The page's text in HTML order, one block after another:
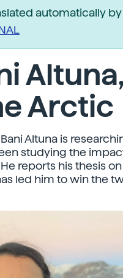
automatically by
Arctic
Altuna is
studying the
reports his thesis
led him to win the